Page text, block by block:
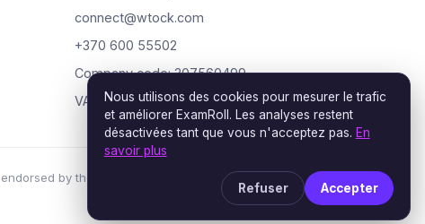
connect@wtock.com
+370 600 55502
Company code: 307560499
VAT: LT100019904318
by the certification vendors named; rights
Nous utilisons des cookies pour mesurer le trafic
et améliorer ExamRoll. Les analyses restent
désactivées tant que vous n'acceptez pas. En
savoir plus
Refuser Accepter